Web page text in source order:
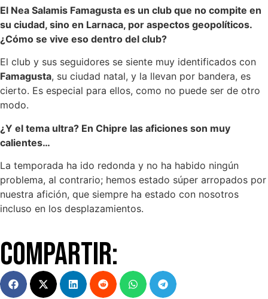
El Nea Salamis Famagusta es un club que no compite en
su ciudad, sino en Larnaca, por aspectos geopolíticos.
¿Cómo se vive eso dentro del club?
El club y sus seguidores se siente muy identificados con
Famagusta, su ciudad natal, y la llevan por bandera, es
cierto. Es especial para ellos, como no puede ser de otro
modo.
¿Y el tema ultra? En Chipre las aficiones son muy
calientes…
La temporada ha ido redonda y no ha habido ningún
problema, al contrario; hemos estado súper arropados por
nuestra afición, que siempre ha estado con nosotros
incluso en los desplazamientos.
Compartir: